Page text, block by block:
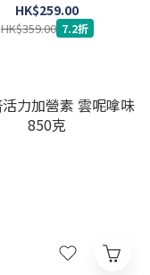
HK$259.00
HK$359.00 7.2折